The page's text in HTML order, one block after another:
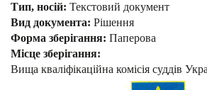
Тип, носій: Текстовий документ
Вид документа: Рішення
Форма зберігання: Паперова
Місце зберігання:
Вища кваліфікаційна комісія суддів